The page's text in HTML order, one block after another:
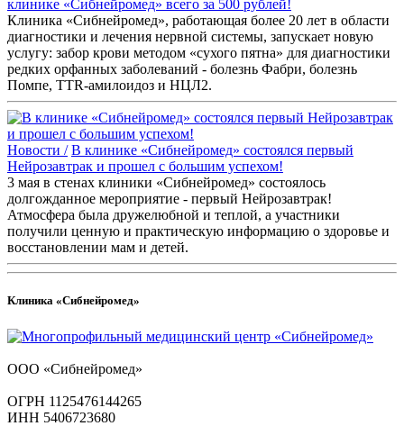
клинике «Сибнейромед» всего за 500 рублей!
Клиника «Сибнейромед», работающая более 20 лет в области
диагностики и лечения нервной системы, запускает новую
услугу: забор крови методом «сухого пятна» для диагностики
редких орфанных заболеваний - болезнь Фабри, болезнь
Помпе, TTR-амилоидоз и НЦЛ2.
Новости / В клинике «Сибнейромед» состоялся первый
Нейрозавтрак и прошел с большим успехом!
3 мая в стенах клиники «Сибнейромед» состоялось
долгожданное мероприятие - первый Нейрозавтрак!
Атмосфера была дружелюбной и теплой, а участники
получили ценную и практическую информацию о здоровье и
восстановлении мам и детей.
Клиника «Сибнейромед»
ООО «Сибнейромед»
ОГРН 1125476144265
ИНН 5406723680